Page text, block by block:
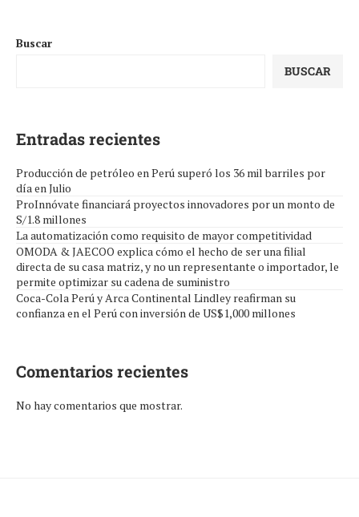
Buscar
BUSCAR
Entradas recientes
Producción de petróleo en Perú superó los 36 mil barriles por
día en Julio
ProInnóvate financiará proyectos innovadores por un monto de
S/1.8 millones
La automatización como requisito de mayor competitividad
OMODA & JAECOO explica cómo el hecho de ser una filial
directa de su casa matriz, y no un representante o importador, le
permite optimizar su cadena de suministro
Coca-Cola Perú y Arca Continental Lindley reafirman su
confianza en el Perú con inversión de US$1,000 millones
Comentarios recientes
No hay comentarios que mostrar.